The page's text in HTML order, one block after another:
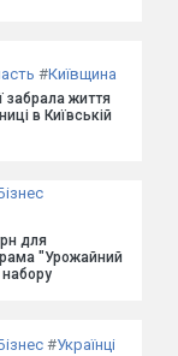
#Київщина
забрала життя
в Київській
для
"Урожайний
#Українці